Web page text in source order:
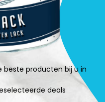
beste producten bij u in
deals